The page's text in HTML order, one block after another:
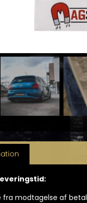
fra modtagelse af